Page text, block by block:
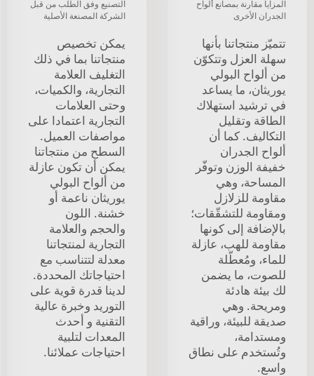
المزايا مقارنة بمصانع ألواح
الجدران الأخرى
تتميّز منتجاتنا بأنها
سهلة العزل وتتكوّن
من ألواح البولي
يوريثان، ما يساعد
في ترشيد استهلاك
الطاقة وتقليل
التكاليف. كما أن
ألواح الجدران
خفيفة الوزن وتوفّر
المساحة، وهي
مقاومة للزلازل
ومقاومة للتشقّقات؛
بالإضافة إلى كونها
مقاومة للهب، عازلة
للماء، ومُعطّلة
للصوت، ما يضمن
لك بيئة هادئة
ومريحة. وهي
صديقة للبيئة، وراقية
ومستدامة،
وتُستخدم على نطاق
واسع.
التصنيع وفق الطلب من قبل
الشركة المصنعة الأصلية
يمكن تخصيص
منتجاتنا بما في ذلك
التغليف العلامة
التجارية، والكميات،
وحتى العلامات
التجارية اعتمادا على
مواصفات العميل.
السطح من منتجاتنا
يمكن أن تكون عازلة
من ألواح البولي
يوريثان ناعمة أو
خشنة. اللون
والحجم والعلامة
التجارية لمنتجاتنا
معدلة لتتناسب مع
احتياجاتك المحددة.
لدينا قدرة قوية على
التوريد وخبرة عالية
التقنية و أحدث
المعدات لتلبية
احتياجات عملائنا.